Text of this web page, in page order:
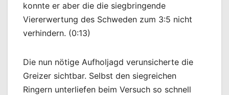
konnte er aber die die siegbringende
Viererwertung des Schweden zum 3:5 nicht
verhindern. (0:13)
Die nun nötige Aufholjagd verunsicherte die
Greizer sichtbar. Selbst den siegreichen
Ringern unterliefen beim Versuch so schnell